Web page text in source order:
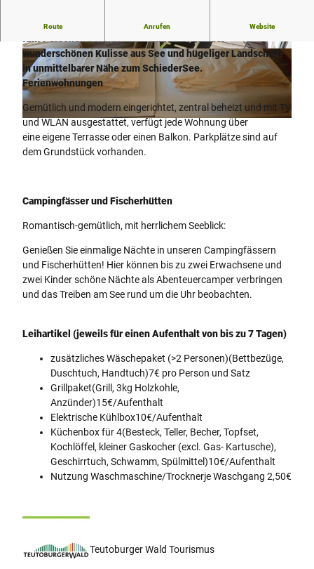
© Infinity GmbH & Co. KG
© Infinity GmbH & Co. KG © Infinity GmbH & Co. KG
Route Anrufen Website
Die DTV-Sterneklassifizierten Ferienwohnungen für zwei bis
wunderschönen Kulisse aus See und hügeliger Landschaft
in unmittelbarer Nähe zum SchiederSee.
Ferienwohnungen
Gemütlich und modern eingerichtet, zentral beheizt und mit TV
und WLAN ausgestattet, verfügt jede Wohnung über
eine eigene Terrasse oder einen Balkon. Parkplätze sind auf
dem Grundstück vorhanden.
Campingfässer und Fischerhütten
Romantisch-gemütlich, mit herrlichem Seeblick:
Genießen Sie einmalige Nächte in unseren Campingfässern
und Fischerhütten! Hier können bis zu zwei Erwachsene und
zwei Kinder schöne Nächte als Abenteuercamper verbringen
und das Treiben am See rund um die Uhr beobachten.
Leihartikel (jeweils für einen Aufenthalt von bis zu 7 Tagen)
zusätzliches Wäschepaket (>2 Personen)(Bettbezüge,
Duschtuch, Handtuch)7€ pro Person und Satz
Grillpaket(Grill, 3kg Holzkohle,
Anzünder)15€/Aufenthalt
Elektrische Kühlbox10€/Aufenthalt
Küchenbox für 4(Besteck, Teller, Becher, Topfset,
Kochlöffel, kleiner Gaskocher (excl. Gas- Kartusche),
Geschirrtuch, Schwamm, Spülmittel)10€/Aufenthalt
Nutzung Waschmaschine/Trocknerje Waschgang 2,50€
Teutoburger Wald Tourismus